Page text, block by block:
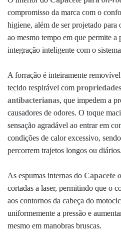
compromisso da marca com o
higiene, além de ser projetado
ao mesmo tempo em que permite a
integração inteligente com o
A forração é inteiramente
tecido respirável com
antibacterianas, que impedem a
causadores de odores. O toque
sensação agradável ao entrar em
condições de calor excessivo,
percorrem trajetos longos ou diários.
As espumas internas do Capacete
cortadas a laser, permitindo que o
aos contornos da cabeça do
uniformemente a pressão e
mesmo em manobras bruscas.